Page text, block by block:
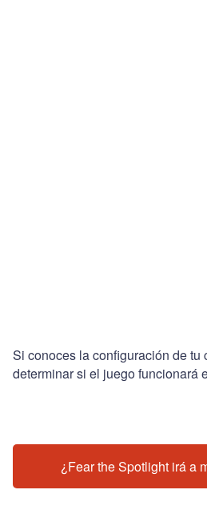
Si conoces la configuración de tu
determinar si el juego funcionará
¿Fear the Spotlight irá a